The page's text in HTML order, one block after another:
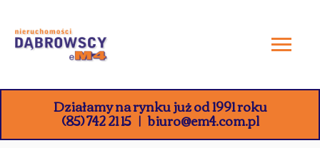
Działamy na rynku już od 1991 roku
(85) 742 21 15 biuro@em4.com.pl